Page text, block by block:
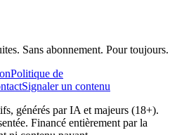
Sans abonnement. Pour toujours.
Politique de
Signaler un contenu
générés par IA et majeurs (18+).
Financé entièrement par la